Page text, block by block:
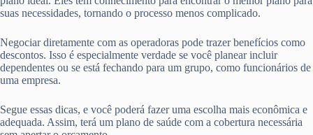
suas necessidades, tornando o processo menos complicado.
Negociar diretamente com as operadoras pode trazer benefícios como
descontos. Isso é especialmente verdade se você planear incluir
dependentes ou se está fechando para um grupo, como funcionários de
uma empresa.
Segue essas dicas, e você poderá fazer uma escolha mais econômica e
adequada. Assim, terá um plano de saúde com a cobertura necessária